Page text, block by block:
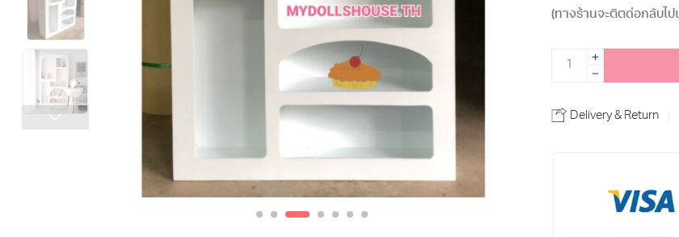
(ทางร้านจะติตด่อกลับไ
Alternative:
Delivery & Return